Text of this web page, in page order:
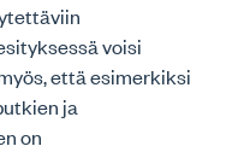
voisi
että esimerkiksi
ja
on